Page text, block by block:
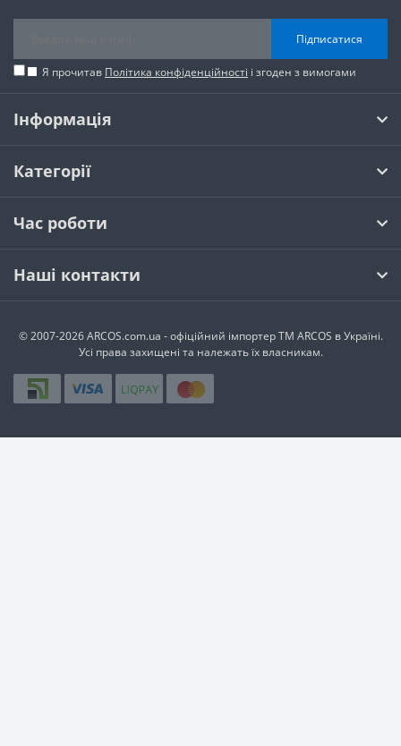
Підписатися
Я прочитав Політика конфіденційності і згоден з вимогами
Інформація
Категорії
Час роботи
Наші контакти
© 2007-2026 ARCOS.com.ua - офiцiйний iмпортер ТМ ARCOS в Україні.
Усi права захищенi та належать їх власникам.